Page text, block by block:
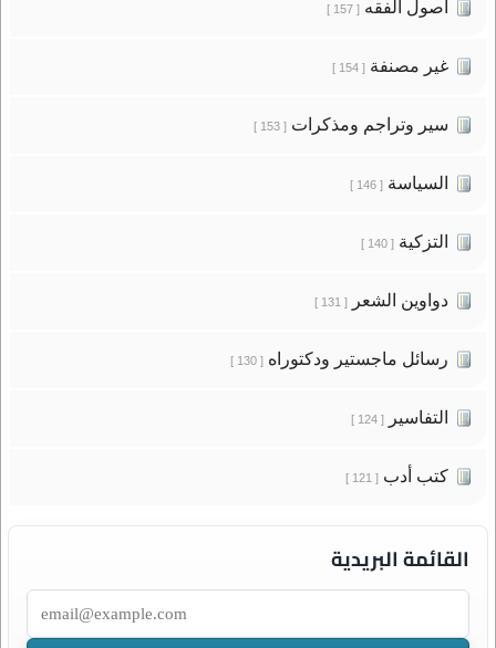
أصول الفقه[ 157 ]
غير مصنفة[ 154 ]
سير وتراجم ومذكرات[ 153 ]
السياسة[ 146 ]
التزكية[ 140 ]
دواوين الشعر[ 131 ]
رسائل ماجستير ودكتوراه[ 130 ]
التفاسير[ 124 ]
كتب أدب[ 121 ]
القائمة البريدية